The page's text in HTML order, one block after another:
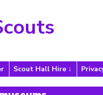
Scout Hall Hire